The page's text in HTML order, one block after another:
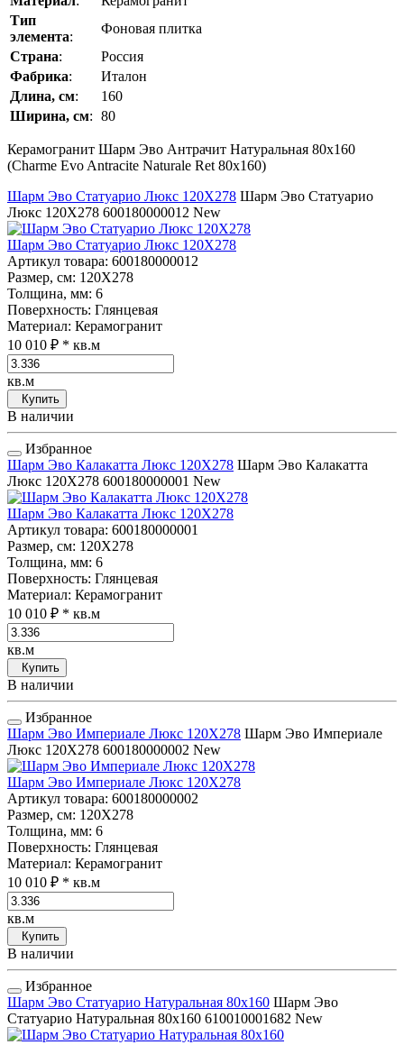
Тип
элемента:
Фоновая плитка
Страна:
Россия
Фабрика:
Италон
Длина, см:
160
Ширина, см: 80
Керамогранит Шарм Эво Антрачит Натуральная 80x160
(Charme Evo Antracite Naturale Ret 80x160)
Шарм Эво Статуарио Люкс 120Х278 Шарм Эво Статуарио
Люкс 120Х278 600180000012 New
Шарм Эво Статуарио Люкс 120Х278
Артикул товара: 600180000012
Размер, см: 120Х278
Толщина, мм: 6
Поверхность: Глянцевая
Материал: Керамогранит
10 010 ₽ * кв.м
кв.м
Купить
В наличии
Избранное
Шарм Эво Калакатта Люкс 120Х278 Шарм Эво Калакатта
Люкс 120Х278 600180000001 New
Шарм Эво Калакатта Люкс 120Х278
Артикул товара: 600180000001
Размер, см: 120Х278
Толщина, мм: 6
Поверхность: Глянцевая
Материал: Керамогранит
10 010 ₽ * кв.м
кв.м
Купить
В наличии
Избранное
Шарм Эво Империале Люкс 120Х278 Шарм Эво Империале
Люкс 120Х278 600180000002 New
Шарм Эво Империале Люкс 120Х278
Артикул товара: 600180000002
Размер, см: 120Х278
Толщина, мм: 6
Поверхность: Глянцевая
Материал: Керамогранит
10 010 ₽ * кв.м
кв.м
Купить
В наличии
Избранное
Шарм Эво Статуарио Натуральная 80x160 Шарм Эво
Статуарио Натуральная 80x160 610010001682 New